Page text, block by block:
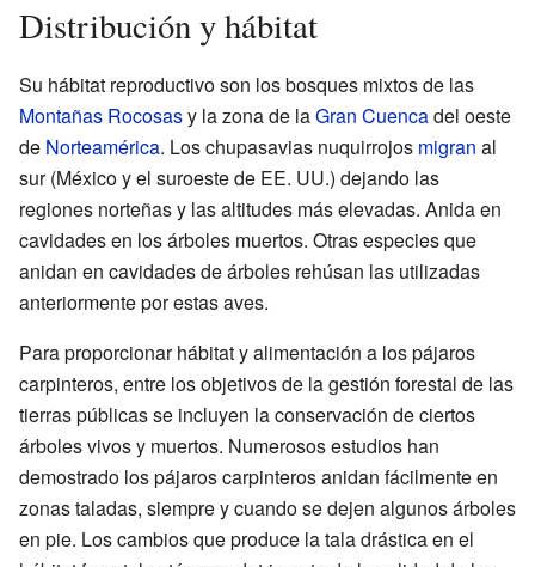
Distribución y hábitat
Su hábitat reproductivo son los bosques mixtos de las
Montañas Rocosasy la zona de laGran Cuencadel oeste
de Norteamérica. Los chupasavias nuquirrojos migran al
sur (México y el suroeste de EE. UU.) dejando las
regiones norteñas y las altitudes más elevadas. Anida en
cavidades en los árboles muertos. Otras especies que
anidan en cavidades de árboles rehúsan las utilizadas
anteriormente por estas aves.
Para proporcionar hábitat y alimentación a los pájaros
carpinteros, entre los objetivos de la gestión forestal de las
tierras públicas se incluyen la conservación de ciertos
árboles vivos y muertos. Numerosos estudios han
demostrado los pájaros carpinteros anidan fácilmente en
zonas taladas, siempre y cuando se dejen algunos árboles
en pie. Los cambios que produce la tala drástica en el